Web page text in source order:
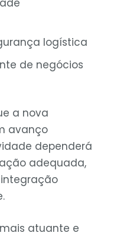
logística
de negócios
a nova
avanço
dependerá
adequada,
mais atuante e